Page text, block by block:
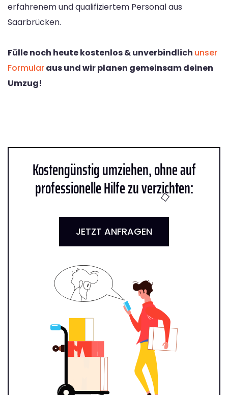
erfahrenem und qualifiziertem Personal aus
Saarbrücken.
Fülle noch heute kostenlos & unverbindlich unser
Formularaus und wir planen gemeinsam deinen
Umzug!
Kostengünstig umziehen, ohne auf
professionelle Hilfe zu verzichten:
JETZT ANFRAGEN